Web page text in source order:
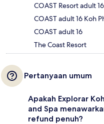
COAST Resort adult 16
COAST adult 16 Koh
COAST adult 16
The Coast Resort
Pertanyaan umum
Apakah Explorar
and Spa
refund penuh?